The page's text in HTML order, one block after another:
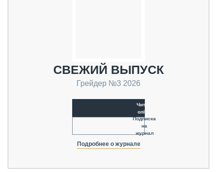
СВЕЖИЙ ВЫПУСК
Грейдер №3 2026
Читать
online
Подписка
на
журнал
Подробнее о журнале